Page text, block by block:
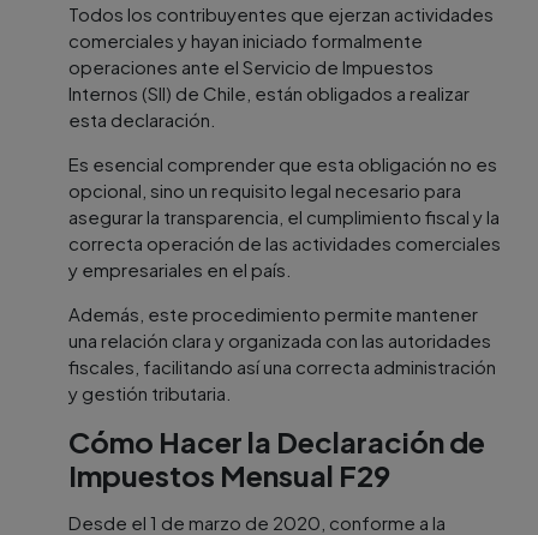
Todos los contribuyentes que ejerzan actividades
comerciales y hayan iniciado formalmente
operaciones ante el Servicio de Impuestos
Internos (SII) de Chile, están obligados a realizar
esta declaración.
Es esencial comprender que esta obligación no es
opcional, sino un requisito legal necesario para
asegurar la transparencia, el cumplimiento fiscal y la
correcta operación de las actividades comerciales
y empresariales en el país.
Además, este procedimiento permite mantener
una relación clara y organizada con las autoridades
fiscales, facilitando así una correcta administración
y gestión tributaria.
Cómo Hacer la Declaración de
Impuestos Mensual F29
Desde el 1 de marzo de 2020, conforme a la